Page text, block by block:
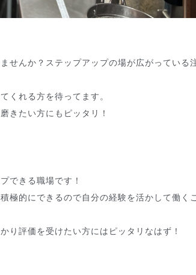
せんか？ステップアップの場が広がっている
くれる方を待ってます。
きたい方にもピッタリ！
できる職場です！
的にできるので自分の経験を活かして働く
り評価を受けたい方にはピッタリなはず！